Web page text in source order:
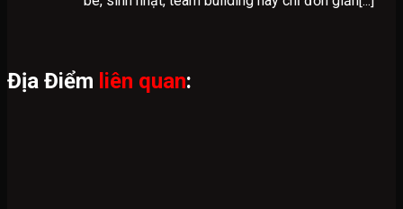
Địa Điểm liên quan: